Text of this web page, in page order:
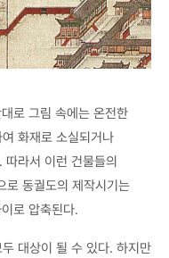
로 그림 속에는 온전한
화재로 소실되거나
라서 이런 건물들의
로 동궐도의 제작시기는
로 압축된다.
대상이 될 수 있다. 하지만